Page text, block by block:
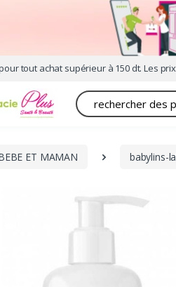
tout achat supérieur à 150 dt. Les
Recherche
ET MAMAN babylins-